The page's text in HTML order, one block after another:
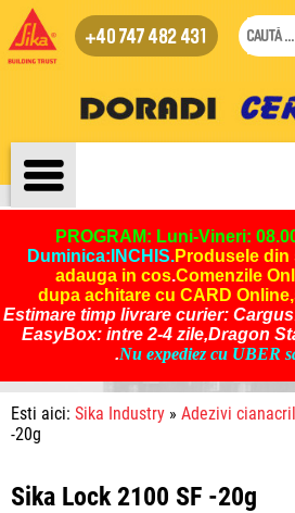
+40 747 482 431
PROGRAM: Luni-Vineri:
Duminica:INCHIS.Produsele
adauga in cos.Comenzile
dupa achitare cu CARD
Estimare timp livrare curier:
EasyBox: intre 2-4 zile,Dragon
.Nu expediez cu UBER
Esti aici: Sika Industry » Adezivi
-20g
Sika Lock 2100 SF -20g